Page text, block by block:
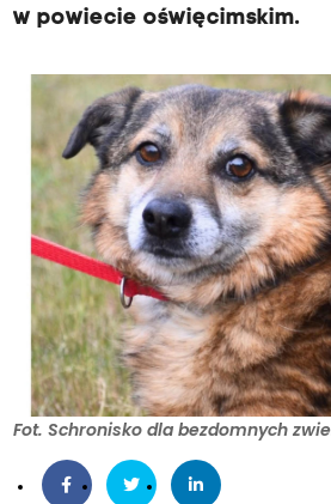
w powiecie oświęcimskim.
Fot. Schronisko dla bezdomnych